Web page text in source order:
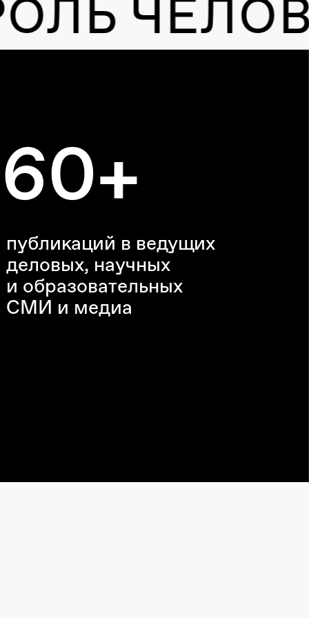
в ведущих
научных